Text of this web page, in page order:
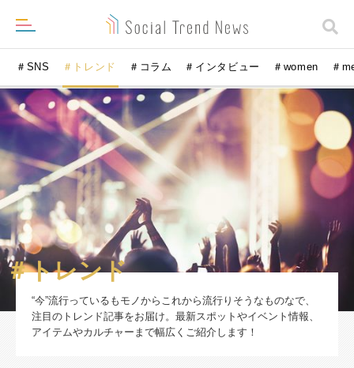
＃SNS ＃トレンド ＃コラム ＃インタビュー ＃women ＃
＃トレンド
“今”流行っているもモノからこれから流行りそうなものなで、
注目のトレンド記事をお届け。最新スポットやイベント情報、
アイテムやカルチャーまで幅広くご紹介します！